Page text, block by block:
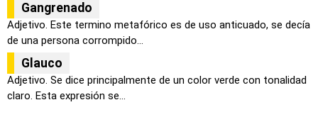
Gangrenado
Adjetivo. Este termino metafórico es de uso anticuado, se decía
de una persona corrompido...
Glauco
Adjetivo. Se dice principalmente de un color verde con tonalidad
claro. Esta expresión se...